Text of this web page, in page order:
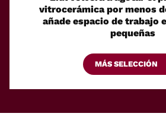
vitrocerámica por menos
añade espacio de trabajo
pequeñas
MÁS SELECCIÓN